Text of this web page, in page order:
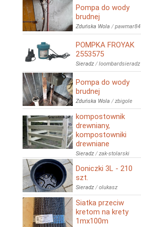
Pompa do wody
brudnej
Zduńska Wola /pawmar84
POMPKA FROYAK
2553575
Sieradz /loombardsieradz
Pompa do wody
brudnej
Zduńska Wola /zbigole
kompostownik
drewniany,
kompostowniki
drewniane
Sieradz /zak-stolarski
Doniczki 3L - 210
szt.
Sieradz /olukasz
Siatka przeciw
kretom na krety
1mx100m